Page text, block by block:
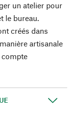
un atelier pour
le bureau.
créés dans
artisanale
compte